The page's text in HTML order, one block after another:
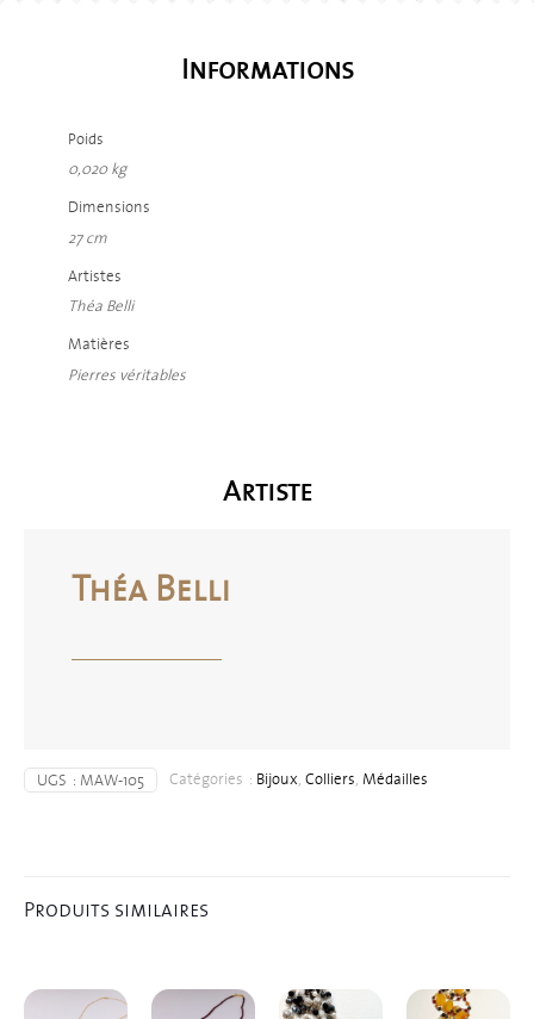
Informations
Poids
0,020 kg
Dimensions
27 cm
Artistes
Théa Belli
Matières
Pierres véritables
Artiste
Théa Belli
UGS : MAW-105 Catégories : Bijoux,Colliers,Médailles
Produits similaires